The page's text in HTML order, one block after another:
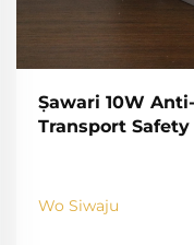
Ṣawari 10W
Transport Safety
Wo Siwaju